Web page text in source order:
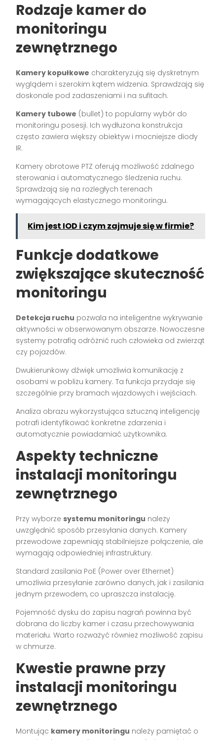
Rodzaje kamer do
monitoringu
zewnętrznego
Kamery kopułkowe charakteryzują się dyskretnym
wyglądem i szerokim kątem widzenia. Sprawdzają się
doskonale pod zadaszeniami i na sufitach.
Kamery tubowe (bullet) to popularny wybór do
monitoringu posesji. Ich wydłużona konstrukcja
często zawiera większy obiektyw i mocniejsze diody
IR.
Kamery obrotowe PTZ oferują możliwość zdalnego
sterowania i automatycznego śledzenia ruchu.
Sprawdzają się na rozległych terenach
wymagających elastycznego monitoringu.
Kim jest IOD i czym zajmuje się w firmie?
Funkcje dodatkowe
zwiększające skuteczność
monitoringu
Detekcja ruchu pozwala na inteligentne wykrywanie
aktywności w obserwowanym obszarze. Nowoczesne
systemy potrafią odróżnić ruch człowieka od zwierząt
czy pojazdów.
Dwukierunkowy dźwięk umożliwia komunikację z
osobami w pobliżu kamery. Ta funkcja przydaje się
szczególnie przy bramach wjazdowych i wejściach.
Analiza obrazu wykorzystująca sztuczną inteligencję
potrafi identyfikować konkretne zdarzenia i
automatycznie powiadamiać użytkownika.
Aspekty techniczne
instalacji monitoringu
zewnętrznego
Przy wyborze systemu monitoringu należy
uwzględnić sposób przesyłania danych. Kamery
przewodowe zapewniają stabilniejsze połączenie, ale
wymagają odpowiedniej infrastruktury.
Standard zasilania PoE (Power over Ethernet)
umożliwia przesyłanie zarówno danych, jak i zasilania
jednym przewodem, co upraszcza instalację.
Pojemność dysku do zapisu nagrań powinna być
dobrana do liczby kamer i czasu przechowywania
materiału. Warto rozważyć również możliwość zapisu
w chmurze.
Kwestie prawne przy
instalacji monitoringu
zewnętrznego
Montując kamery monitoringu należy pamiętać o